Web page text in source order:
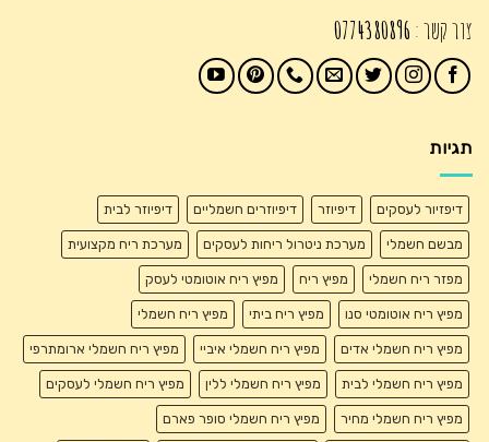
צור קשר : 0774380896
תגיות
דיפזיור לעסקים דיפיוזר דיפיוזרים חשמליים דיפיוזר לבית
מבשם חשמלי מערכת ניטרול ריחות לעסקים מערכת ריח מקצועית
מפזר ריח חשמלי מפיץ ריח מפיץ ריח אוטומטי לעסק
מפיץ ריח אוטומטי סנו מפיץ ריח ביתי מפיץ ריח חשמלי
מפיץ ריח חשמלי אדים מפיץ ריח חשמלי איביי מפיץ ריח חשמלי ארומתרפי
מפיץ ריח חשמלי לבית מפיץ ריח חשמלי ללין מפיץ ריח חשמלי לעסקים
מפיץ ריח חשמלי מחיר מפיץ ריח חשמלי סופר פארם